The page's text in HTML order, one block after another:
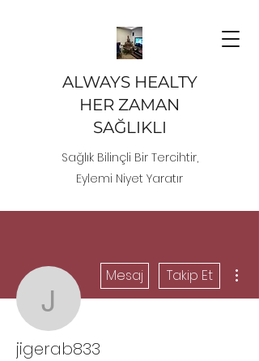
ALWAYS HEALTY
HER ZAMAN
SAĞLIKLI
Sağlık Bilinçli Bir Tercihtir,
Eylemi Niyet Yaratır
jigerab833
Mesaj Takip Et
jigerab833